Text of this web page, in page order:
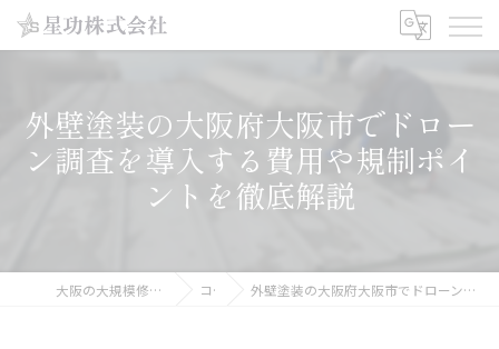
外壁塗装の大阪府大阪市でドロー
ン調査を導入する費用や規制ポイ
ントを徹底解説
大阪の大規模修繕工事なら星功株式会社 コラム 外壁塗装の大阪府大阪市でドローン調査を導入する費用や規制ポイントを徹底解説